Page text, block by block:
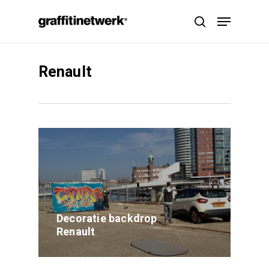
search
Menu
Renault
Decoratie backdrop
Renault